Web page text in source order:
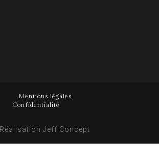
Mentions légales
Confidentialité
Réalisation Jeff Concept